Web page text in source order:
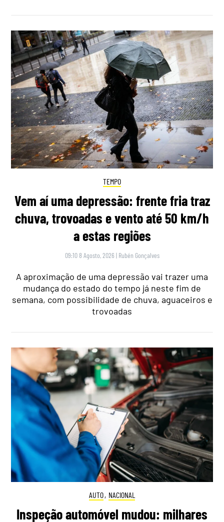
TEMPO
Vem aí uma depressão: frente fria traz
chuva, trovoadas e vento até 50 km/h
a estas regiões
09:10 8 Agosto, 2026 | Rubén Gonçalves
A aproximação de uma depressão vai trazer uma
mudança do estado do tempo já neste fim de
semana, com possibilidade de chuva, aguaceiros e
trovoadas
AUTO, NACIONAL
Inspeção automóvel mudou: milhares